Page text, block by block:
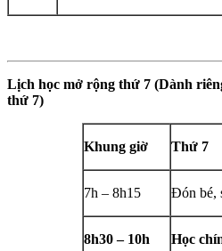
Lịch học mở rộng thứ 7 (Dành
thứ 7)
Khung giờ Thứ 7
7h – 8h15 Đón bé,
8h30 – 10h Học